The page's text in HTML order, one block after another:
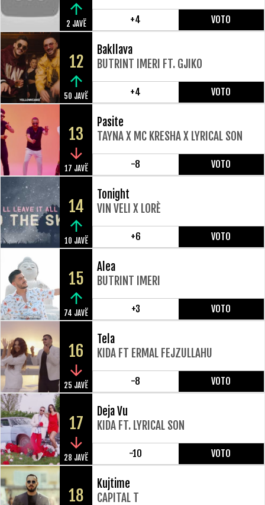
2 JAVË +4 VOTO
12
50 JAVË
Bakllava
BUTRINT IMERI FT. GJIKO
+4 VOTO
13
17 JAVË
Pasite
TAYNA X MC KRESHA X LYRICAL SON
-8 VOTO
14
10 JAVË
Tonight
VIN VELI X LORÈ
+6 VOTO
15
74 JAVË
Alea
BUTRINT IMERI
+3 VOTO
16
25 JAVË
Tela
KIDA FT ERMAL FEJZULLAHU
-8 VOTO
17
28 JAVË
Deja Vu
KIDA FT. LYRICAL SON
-10 VOTO
18
Kujtime
CAPITAL T